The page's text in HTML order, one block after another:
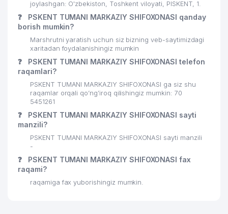
joylashgan: O'zbekiston, Toshkent viloyati, PISKENT, 1.
❓
PSKENT TUMANI MARKAZIY SHIFOXONASI qanday
borish mumkin?
Marshrutni yaratish uchun siz bizning veb-saytimizdagi
xaritadan foydalanishingiz mumkin
❓
PSKENT TUMANI MARKAZIY SHIFOXONASI telefon
raqamlari?
PSKENT TUMANI MARKAZIY SHIFOXONASI ga siz shu
raqamlar orqali qo’ng’iroq qilishingiz mumkin: 70
5451261
❓
PSKENT TUMANI MARKAZIY SHIFOXONASI sayti
manzili?
PSKENT TUMANI MARKAZIY SHIFOXONASI sayti manzili
-
❓
PSKENT TUMANI MARKAZIY SHIFOXONASI fax
raqami?
raqamiga fax yuborishingiz mumkin.